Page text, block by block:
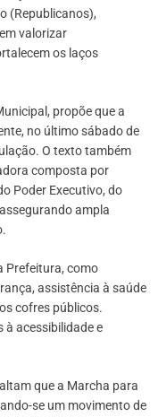
(Republicanos),
valorizar
os laços
propõe que a
no último sábado de
O texto também
composta por
Poder Executivo, do
ampla
Prefeitura, como
assistência à saúde
cofres públicos.
à acessibilidade e
que a Marcha para
se um movimento de